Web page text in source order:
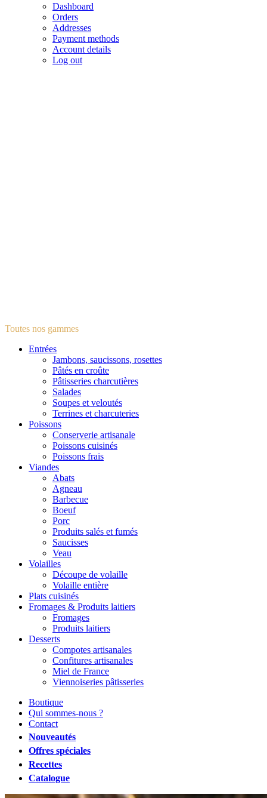
Dashboard
Orders
Addresses
Payment methods
Account details
Log out
Toutes nos gammes
Entrées
Jambons, saucissons, rosettes
Pâtés en croûte
Pâtisseries charcutières
Salades
Soupes et veloutés
Terrines et charcuteries
Poissons
Conserverie artisanale
Poissons cuisinés
Poissons frais
Viandes
Abats
Agneau
Barbecue
Boeuf
Porc
Produits salés et fumés
Saucisses
Veau
Volailles
Découpe de volaille
Volaille entière
Plats cuisinés
Fromages & Produits laitiers
Fromages
Produits laitiers
Desserts
Compotes artisanales
Confitures artisanales
Miel de France
Viennoiseries pâtisseries
Boutique
Qui sommes-nous ?
Contact
Nouveautés
Offres spéciales
Recettes
Catalogue